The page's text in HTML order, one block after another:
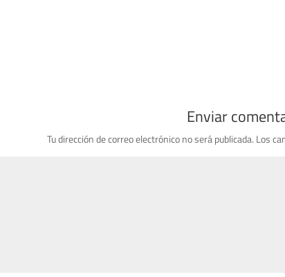
Enviar
Tu dirección de correo electrónico no será publicada. Los